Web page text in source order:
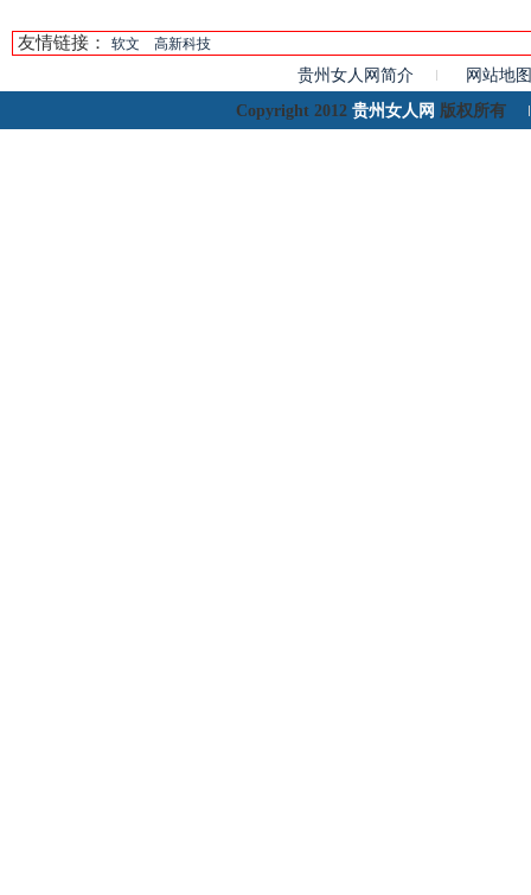
友情链接： 软文 高新科技
贵州女人网简介 网站地图
Copyright 2012 贵州女人网 版权所有